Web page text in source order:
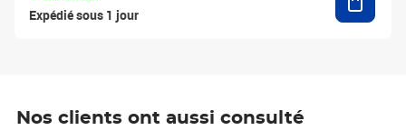
Expédié sous 1 jour
Nos clients ont aussi consulté